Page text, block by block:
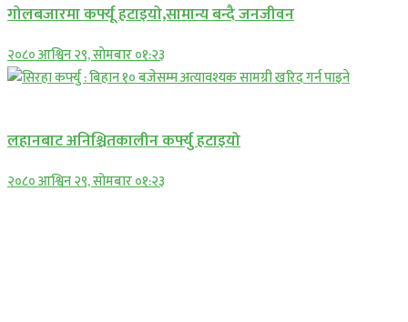
गोलबजारमा कर्फ्यू हटाइयो,सामान्य बन्दै जनजीवन
२०८० आश्विन २९, सोमबार ०१:२३
लहानबाट अनिश्चितकालीन कर्फ्यु हटाइयो
२०८० आश्विन २९, सोमबार ०१:२३